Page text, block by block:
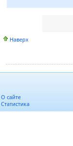
Наверх
О сайте
Статистика